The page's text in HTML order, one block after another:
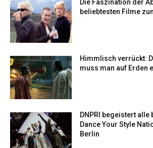
Die Faszination der
beliebtesten Filme
Himmlisch verrückt:
muss man auf Erden
DNPRI begeistert alle
Dance Your Style
Berlin